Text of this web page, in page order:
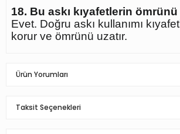
18. Bu askı kıyafetlerin ömrünü
Evet. Doğru askı kullanımı
korur ve ömrünü uzatır.
Ürün Yorumları
Taksit Seçenekleri